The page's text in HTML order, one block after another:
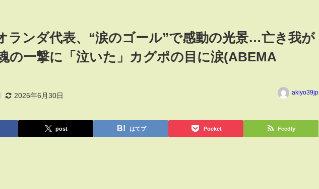
ランダ代表、“涙のゴール”で感動の光景…亡き我が
の一撃に「泣いた」カグポの目に涙(ABEMA
2026年6月30日 akiyo39jp
post はてブ Pocket Feedly